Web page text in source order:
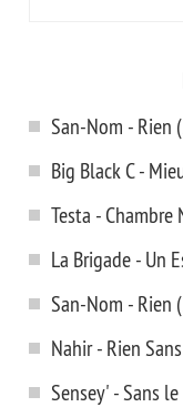
San-Nom - Rien
Big Black C -
Testa - Chambre
La Brigade - Un
San-Nom - Rien
Nahir - Rien
Sensey' - Sans